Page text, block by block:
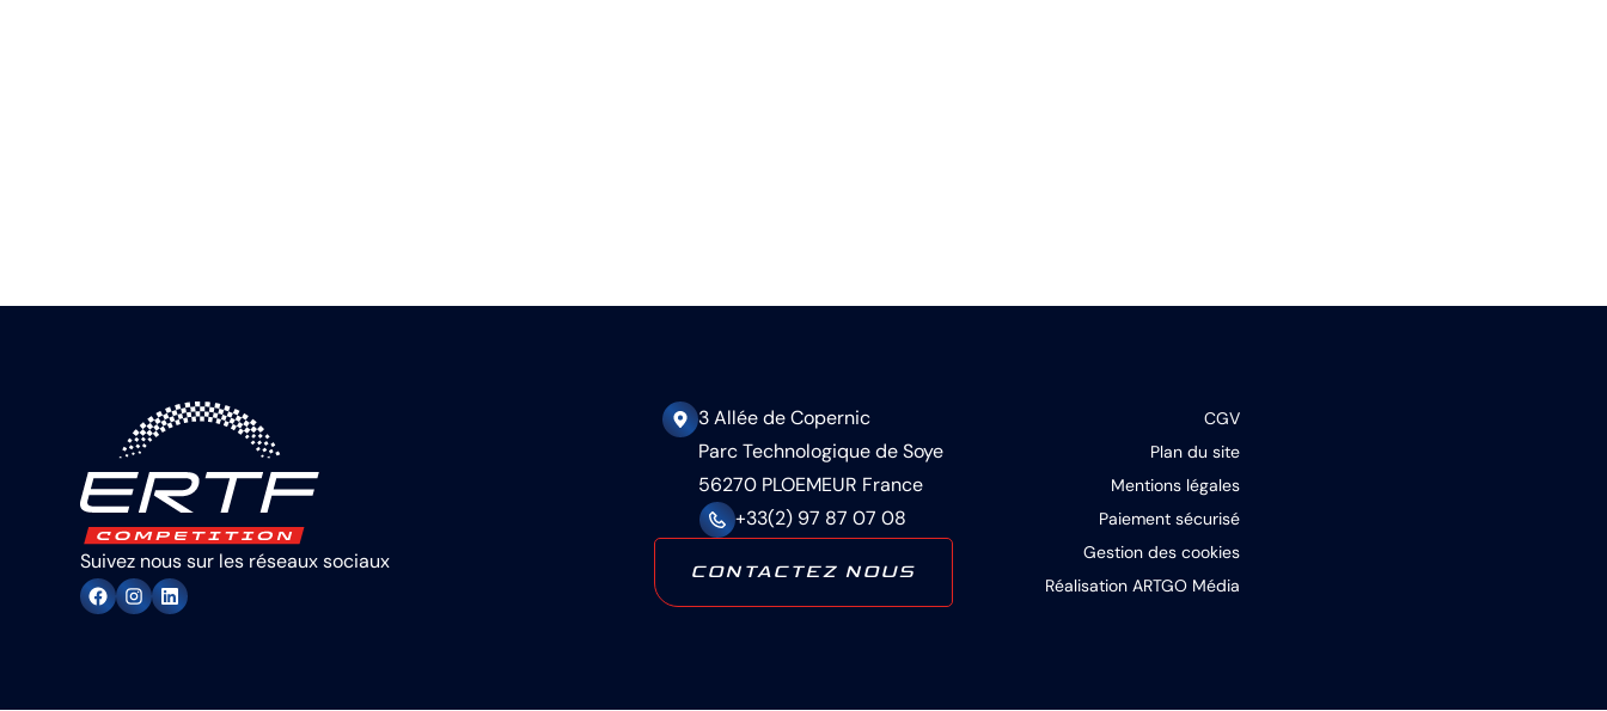
Suivez nous sur les réseaux sociaux
3 Allée de Copernic
Parc Technologique de Soye
56270 PLOEMEUR France
+33(2) 97 87 07 08
CONTACTEZ NOUS
CGV
Plan du site
Mentions légales
Paiement sécurisé
Gestion des cookies
Réalisation ARTGO Média